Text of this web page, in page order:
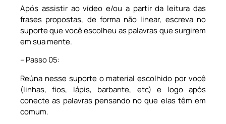
Após assistir ao vídeo e/ou a partir da leitura das
frases propostas, de forma não linear, escreva no
suporte que você escolheu as palavras que surgirem
em sua mente.
– Passo 05:
Reúna nesse suporte o material escolhido por você
(linhas, fios, lápis, barbante, etc) e logo após
conecte as palavras pensando no que elas têm em
comum.